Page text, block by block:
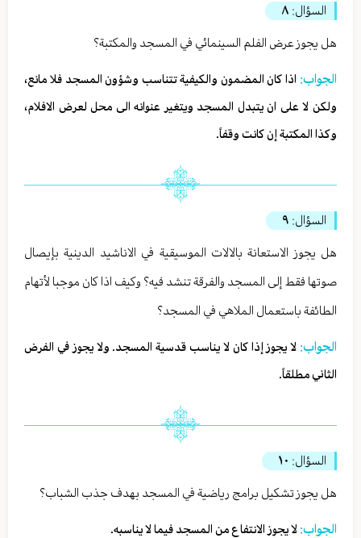
السؤال: ٨
هل يجوز عرض الفلم السينمائي في المسجد والمكتبة؟
الجواب: اذا كان المضمون والكيفية تتناسب وشؤون المسجد فلا مانع،
ولكن لا على ان يتبدل المسجد ويتغير عنوانه الى محل لعرض الافلام،
وكذا المكتبة إن كانت وقفاً.
السؤال: ٩
هل يجوز الاستعانة بالالات الموسيقية في الاناشيد الدينية بإيصال
صوتها فقط إلى المسجد والفرقة تنشد فيه؟ وكيف اذا كان موجبا لأتهام
الطائفة باستعمال الملاهي في المسجد؟
الجواب: لا يجوز إذا كان لا يناسب قدسية المسجد. ولا يجوز في الفرض
الثاني مطلقاً.
السؤال: ١٠
هل يجوز تشكيل برامج رياضية في المسجد بهدف جذب الشباب؟
الجواب: لا يجوز الانتفاع من المسجد فيما لا يناسبه.